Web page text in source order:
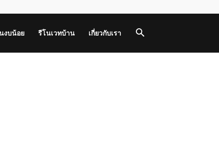
งบน้อย รีโนเวทบ้าน เกี่ยวกับเรา